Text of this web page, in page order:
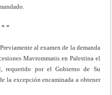
* *
al examen de la demanda
Mavrommatis en Palestina el
requerido por el Gobierno de Su
la excepción encaminada a obtener